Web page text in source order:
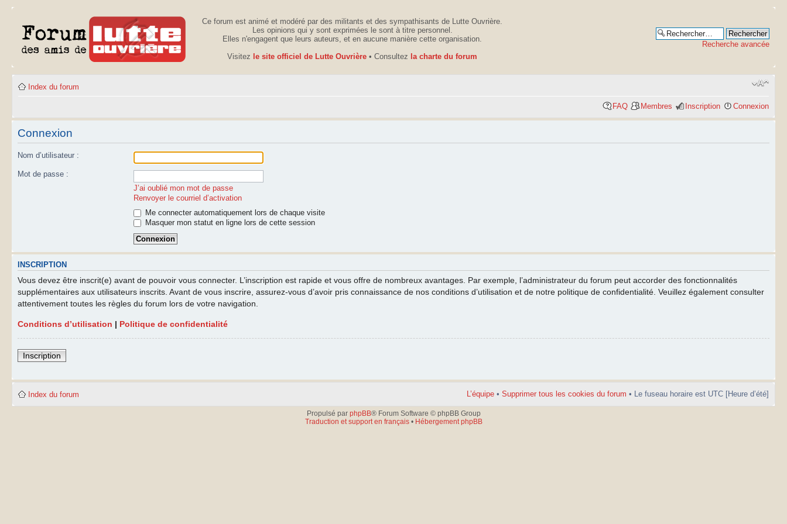
Ce forum est animé et modéré par des militants et des sympathisants de Lutte Ouvrière.
Les opinions qui y sont exprimées le sont à titre personnel.
Elles n'engagent que leurs auteurs, et en aucune manière cette organisation.
Visitez le site officiel de Lutte Ouvrière • Consultez la charte du forum
Recherche avancée
Index du forum
FAQ Membres Inscription Connexion
Connexion
Nom d’utilisateur :
Mot de passe :
J’ai oublié mon mot de passe
Renvoyer le courriel d’activation
Me connecter automatiquement lors de chaque visite
Masquer mon statut en ligne lors de cette session
INSCRIPTION
Vous devez être inscrit(e) avant de pouvoir vous connecter. L’inscription est rapide et vous offre de nombreux avantages. Par exemple, l’administrateur du forum peut accorder des fonctionnalités
supplémentaires aux utilisateurs inscrits. Avant de vous inscrire, assurez-vous d’avoir pris connaissance de nos conditions d’utilisation et de notre politique de confidentialité. Veuillez également consulter
attentivement toutes les règles du forum lors de votre navigation.
Conditions d’utilisation | Politique de confidentialité
Inscription
Index du forum L’équipe • Supprimer tous les cookies du forum • Le fuseau horaire est UTC [Heure d’été]
Propulsé par phpBB® Forum Software © phpBB Group
Traduction et support en français• Hébergement phpBB